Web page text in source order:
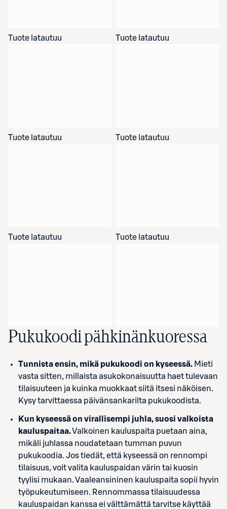
Tuote latautuu Tuote latautuu
Tuote latautuu Tuote latautuu
Tuote latautuu Tuote latautuu
Pukukoodi pähkinänkuoressa
Tunnista ensin, mikä pukukoodi on kyseessä. Mieti
vasta sitten, millaista asukokonaisuutta haet tulevaan
tilaisuuteen ja kuinka muokkaat siitä itsesi näköisen.
Kysy tarvittaessa päivänsankarilta pukukoodista.
Kun kyseessä on virallisempi juhla, suosi valkoista
kauluspaitaa.Valkoinen kauluspaita puetaan aina,
mikäli juhlassa noudatetaan tumman puvun
pukukoodia. Jos tiedät, että kyseessä on rennompi
tilaisuus, voit valita kauluspaidan värin tai kuosin
tyylisi mukaan. Vaaleansininen kauluspaita sopii hyvin
työpukeutumiseen. Rennommassa tilaisuudessa
kauluspaidan kanssa ei välttämättä tarvitse käyttää